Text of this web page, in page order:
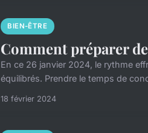
BIEN-ÊTRE
Comment préparer
En ce 26 janvier 2024, le rythme
équilibrés. Prendre le temps de
18 février 2024